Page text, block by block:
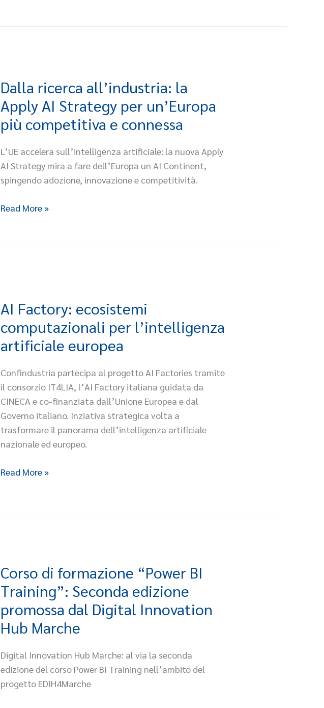
Dalla ricerca all’industria: la
Apply AI Strategy per un’Europa
più competitiva e connessa
L’UE accelera sull’intelligenza artificiale: la nuova Apply
AI Strategy mira a fare dell’Europa un AI Continent,
spingendo adozione, innovazione e competitività.
Dalla
ricerca
all’industria:
la
AI
Strategy
per
più
Read More »
AI Factory: ecosistemi
computazionali per l’intelligenza
artificiale europea
Confindustria partecipa al progetto AI Factories tramite
il consorzio IT4LIA, l’AI Factory italiana guidata da
CINECA e co-finanziata dall’Unione Europea e dal
Governo italiano. Inziativa strategica volta a
trasformare il panorama dell’intelligenza artificiale
nazionale ed europeo.
AI
ecosistemi
computazionali
l’intelligenza
artificiale
europea
Read More »
Corso di formazione “Power BI
Training”: Seconda edizione
promossa dal Digital Innovation
Hub Marche
Digital Innovation Hub Marche: al via la seconda
edizione del corso Power BI Training nell’ambito del
progetto EDIH4Marche
Corso
di
formazione
“Power
BI
Seconda
edizione
promossa